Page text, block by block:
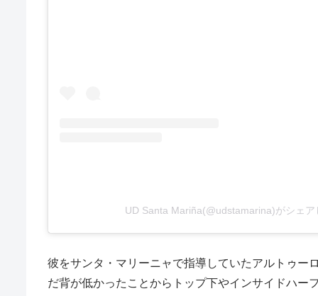
UD Santa Mariña(@udstamarina)がシェア
彼をサンタ・マリーニャで指導していたアルトゥー
だ背が低かったことからトップ下やインサイドハー